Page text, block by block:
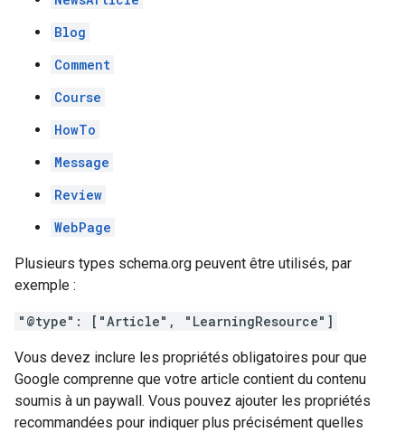
Blog
Comment
Course
HowTo
Message
Review
WebPage
Plusieurs types schema.org peuvent être utilisés, par
exemple :
"@type": ["Article", "LearningResource"]
Vous devez inclure les propriétés obligatoires pour que
Google comprenne que votre article contient du contenu
soumis à un paywall. Vous pouvez ajouter les propriétés
recommandées pour indiquer plus précisément quelles